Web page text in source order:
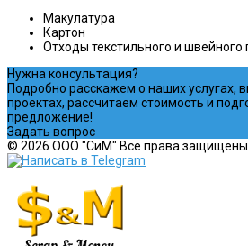
Макулатура
Картон
Отходы текстильного и швейного
Нужна консультация?
Подробно расскажем о наших услугах,
проектах, рассчитаем стоимость и
предложение!
Задать вопрос
© 2026 ООО "СиМ" Все права защищены